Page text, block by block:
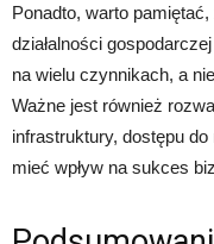
Ponadto, warto
działalności
na wielu czynnikach, a
Ważne jest również
infrastruktury, dostępu
mieć wpływ na sukces